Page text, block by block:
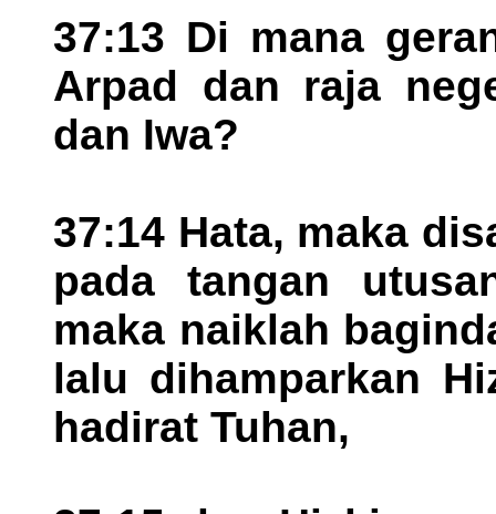
37:13 Di mana
Arpad dan raja
dan Iwa?
37:14 Hata, maka
pada tangan
maka naiklah
lalu dihamparkan
hadirat Tuhan,